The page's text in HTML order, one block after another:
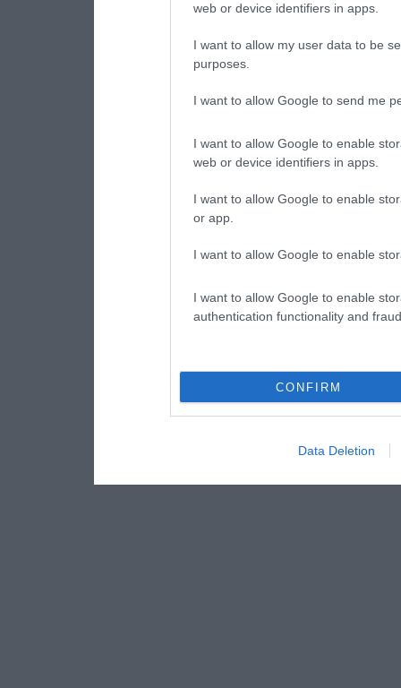
web or device identifiers in apps.
I want to allow my user data to be
purposes.
I want to allow Google to send me
I want to allow Google to enable
web or device identifiers in apps.
I want to allow Google to enable
or app.
I want to allow Google to enable
I want to allow Google to enable
authentication functionality and
CONFIRM
Data Deletion